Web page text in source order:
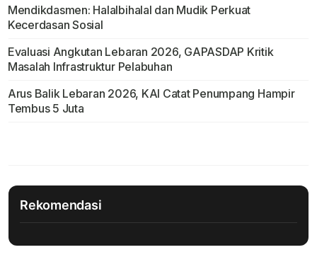
Mendikdasmen: Halalbihalal dan Mudik Perkuat
Kecerdasan Sosial
Evaluasi Angkutan Lebaran 2026, GAPASDAP Kritik
Masalah Infrastruktur Pelabuhan
Arus Balik Lebaran 2026, KAI Catat Penumpang Hampir
Tembus 5 Juta
Rekomendasi